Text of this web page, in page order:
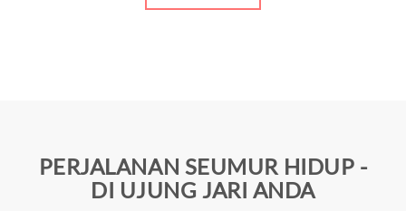
PERJALANAN SEUMUR HIDUP -
DI UJUNG JARI ANDA